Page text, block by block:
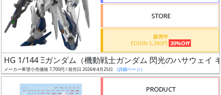
プッ
シュ
通知
ギ
ャ
STORE
販売中
EDION 5,390円 30%Off
HG 1/144 Ξガンダム（機動戦士ガンダム 閃光のハサウェイ
メーカー希望小売価格 7,700円 / 発売日 2026年4月25日 （詳細ページ）
PRODUCT